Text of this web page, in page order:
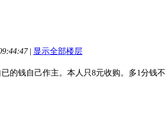
| 显示全部楼层
的钱自己作主。本人只8元收购。多1分钱不